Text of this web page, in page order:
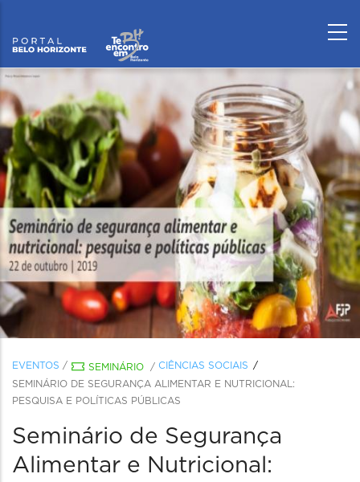
EVENTOS / SEMINÁRIO / CIÊNCIAS SOCIAIS
SEMINÁRIO DE SEGURANÇA ALIMENTAR E NUTRICIONAL:
PESQUISA E POLÍTICAS PÚBLICAS
Seminário de Segurança
Alimentar e Nutricional: